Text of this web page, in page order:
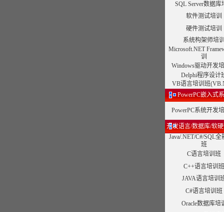
SQL Server数据库
软件测试培训
硬件测试培训
系统构架师培
Microsoft.NET
训
Windows驱动开发
Delphi程序设计
VB语言培训班
PowerPC嵌入式
PowerPC系统开发
开发语言/数据库/软
Java/.NET/C#/SQL全
班
C语言培训班
C++语言培训班
JAVA语言培训
C#语言培训班
Oracle数据库培